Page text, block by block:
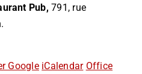
Pub, 791, rue
Google iCalendar Office